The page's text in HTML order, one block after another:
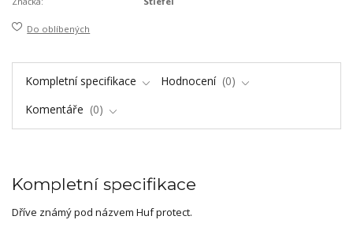
Do oblíbených
Kompletní specifikace Hodnocení
0
Komentáře
0
Kompletní specifikace
Dříve známý pod názvem Huf protect.